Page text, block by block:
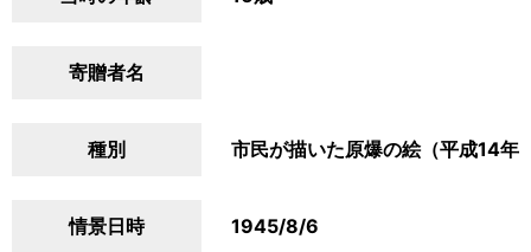
寄贈者名
種別 市民が描いた原爆の絵（平成14年
情景日時 1945/8/6